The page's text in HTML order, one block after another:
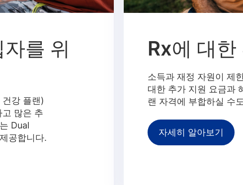
를 위
강 플랜)
많은 추
Dual
공합니다.
Rx에 대
소득과 재정 자원이 제
대한 추가 지원 요금과
랜 자격에 부합하실 수
자세히 알아보기